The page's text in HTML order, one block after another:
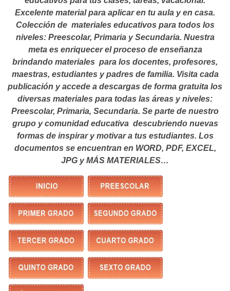
Excelente material para aplicar en tu aula y en casa.
Colección de materiales educativos para todos los
niveles: Preescolar, Primaria y Secundaria. Nuestra
meta es enriquecer el proceso de enseñanza
brindando materiales para los docentes, profesores,
maestras, estudiantes y padres de familia. Visita cada
publicación y accede a descargas de forma gratuita los
diversas materiales para todas las áreas y niveles:
Preescolar, Primaria, Secundaria. Se parte de nuestro
grupo y comunidad educativa descubriendo nuevas
formas de inspirar y motivar a tus estudiantes. Los
documentos se encuentran en WORD, PDF, EXCEL,
JPG y MÁS MATERIALES…